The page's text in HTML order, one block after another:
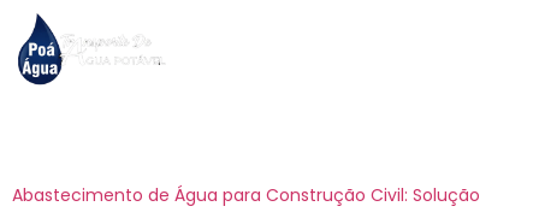
Abastecimento de Água para Construção Civil: Solução